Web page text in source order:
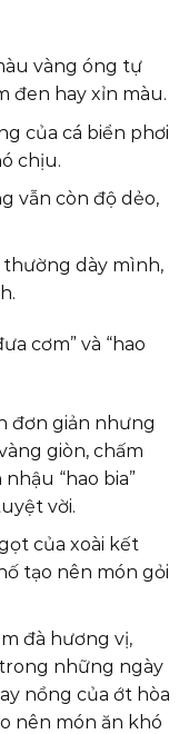
vàng óng tự
đen hay xỉn màu.
của cá biển phơi
chịu.
vẫn còn độ dẻo,
thường dày mình,
cơm” và “hao
đơn giản nhưng
giòn, chấm
“hao bia”
vời.
của xoài kết
tạo nên món gỏi
đà hương vị,
những ngày
nồng của ớt hòa
nên món ăn khó